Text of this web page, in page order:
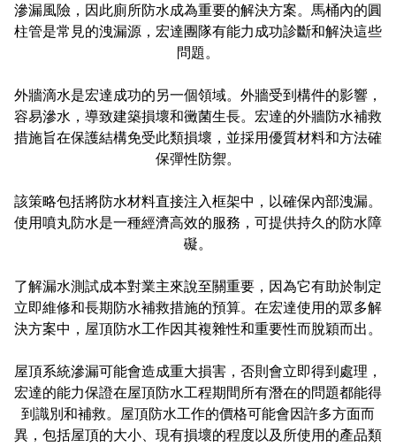
滲漏風險，因此廁所防水成為重要的解決方案。馬桶內的圓
柱管是常見的洩漏源，宏達團隊有能力成功診斷和解決這些
問題。
外牆滴水是宏達成功的另一個領域。外牆受到構件的影響，
容易滲水，導致建築損壞和黴菌生長。宏達的外牆防水補救
措施旨在保護結構免受此類損壞，並採用優質材料和方法確
保彈性防禦。
該策略包括將防水材料直接注入框架中，以確保內部洩漏。
使用噴丸防水是一種經濟高效的服務，可提供持久的防水障
礙。
了解漏水測試成本對業主來說至關重要，因為它有助於制定
立即維修和長期防水補救措施的預算。在宏達使用的眾多解
決方案中，屋頂防水工作因其複雜性和重要性而脫穎而出。
屋頂系統滲漏可能會造成重大損害，否則會立即得到處理，
宏達的能力保證在屋頂防水工程期間所有潛在的問題都能得
到識別和補救。屋頂防水工作的價格可能會因許多方面而
異，包括屋頂的大小、現有損壞的程度以及所使用的產品類